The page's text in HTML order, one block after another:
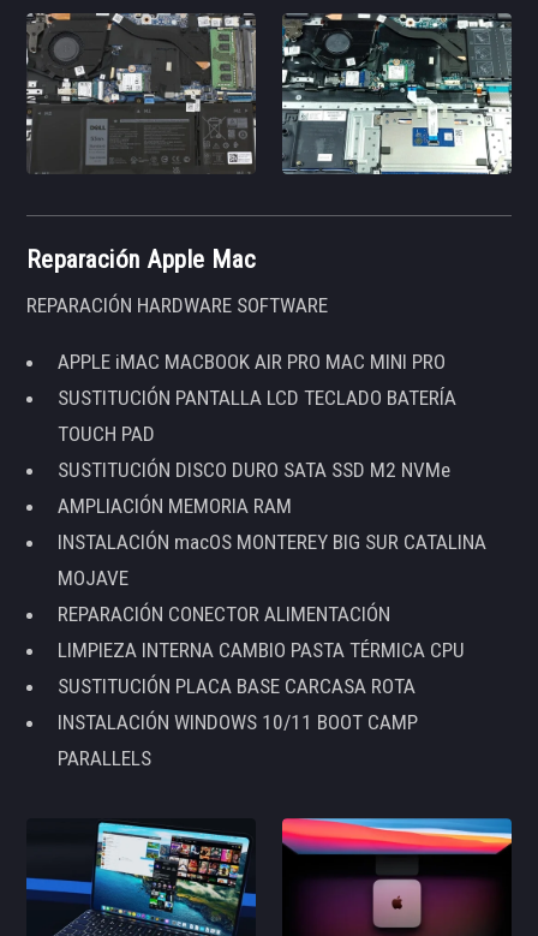
Reparación Apple Mac
REPARACIÓN HARDWARE SOFTWARE
APPLE iMAC MACBOOK AIR PRO MAC MINI PRO
SUSTITUCIÓN PANTALLA LCD TECLADO BATERÍA
TOUCH PAD
SUSTITUCIÓN DISCO DURO SATA SSD M2 NVMe
AMPLIACIÓN MEMORIA RAM
INSTALACIÓN macOS MONTEREY BIG SUR CATALINA
MOJAVE
REPARACIÓN CONECTOR ALIMENTACIÓN
LIMPIEZA INTERNA CAMBIO PASTA TÉRMICA CPU
SUSTITUCIÓN PLACA BASE CARCASA ROTA
INSTALACIÓN WINDOWS 10/11 BOOT CAMP
PARALLELS